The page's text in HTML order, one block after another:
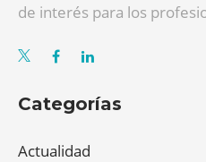
de interés para los
Categorías
Actualidad